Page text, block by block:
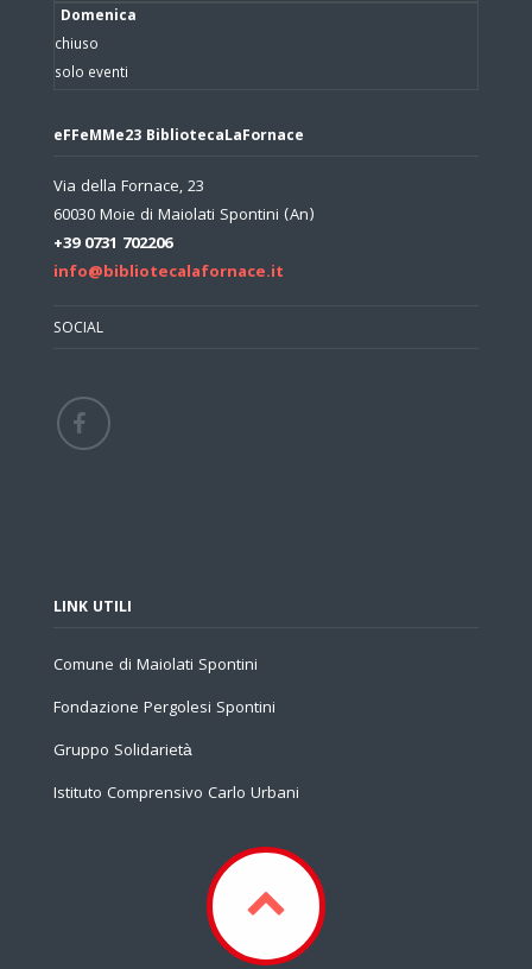
Domenica
chiuso
solo eventi
eFFeMMe23 BibliotecaLaFornace
Via della Fornace, 23
60030 Moie di Maiolati Spontini (An)
+39 0731 702206
info@bibliotecalafornace.it
SOCIAL
LINK UTILI
Comune di Maiolati Spontini
Fondazione Pergolesi Spontini
Gruppo Solidarietà
Istituto Comprensivo Carlo Urbani